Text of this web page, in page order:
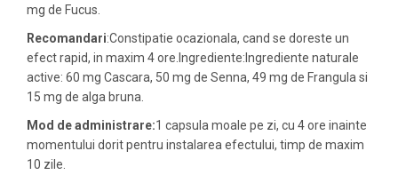
mg de Fucus.
Recomandari:Constipatie ocazionala, cand se doreste un
efect rapid, in maxim 4 ore.Ingrediente:Ingrediente naturale
active: 60 mg Cascara, 50 mg de Senna, 49 mg de Frangula si
15 mg de alga bruna.
Mod de administrare:1 capsula moale pe zi, cu 4 ore inainte
momentului dorit pentru instalarea efectului, timp de maxim
10 zile.